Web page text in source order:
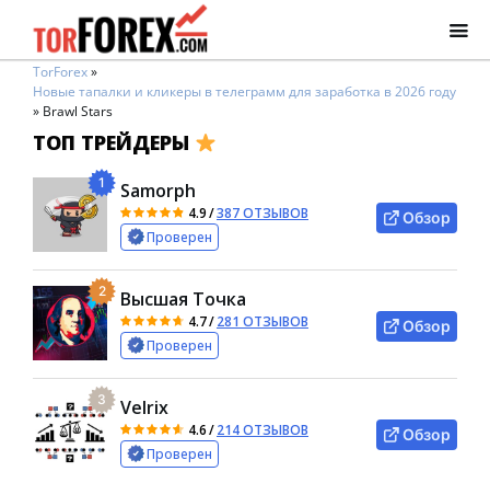
TorForex»
Новые тапалки и кликеры в телеграмм для заработка в 2026 году
» Brawl Stars
ТОП ТРЕЙДЕРЫ
1 Samorph
4.9/387 ОТЗЫВОВ
Проверен
Обзор
2 Высшая Точка
4.7/281 ОТЗЫВОВ
Проверен
Обзор
3 Velrix
4.6/214 ОТЗЫВОВ
Проверен
Обзор